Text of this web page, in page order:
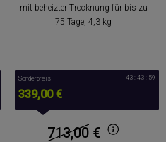
mit beheizter Trocknung für bis zu
75 Tage, 4,3 kg
Sonderpreis
339,00 €
43 : 43 : 58
713,00 €